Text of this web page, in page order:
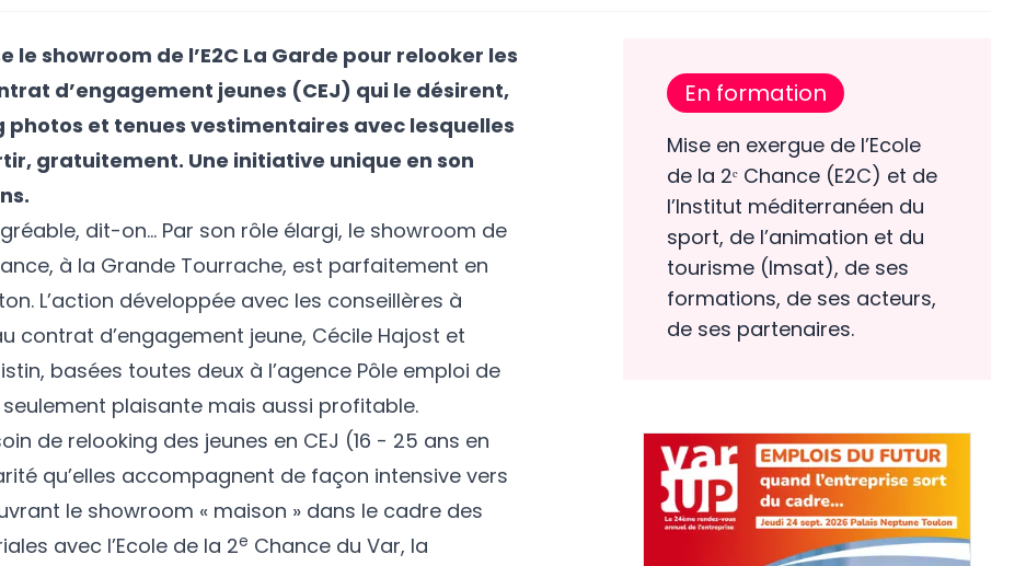
le showroom de l’E2C La Garde pour relooker les
d’engagement jeunes (CEJ) qui le désirent,
photos et tenues vestimentaires avec lesquelles
gratuitement. Une initiative unique en son
dit-on… Par son rôle élargi, le showroom de
à la Grande Tourrache, est parfaitement en
L’action développée avec les conseillères à
contrat d’engagement jeune, Cécile Hajost et
basées toutes deux à l’agence Pôle emploi de
seulement plaisante mais aussi profitable.
de relooking des jeunes en CEJ (16 - 25 ans en
qu’elles accompagnent de façon intensive vers
le showroom « maison » dans le cadre des
avec l’Ecole de la 2e Chance du Var, la
En formation
Mise en exergue de l’Ecole
de la 2ᵉ Chance (E2C) et de
l’Institut méditerranéen du
sport, de l’animation et du
tourisme (Imsat), de ses
formations, de ses acteurs,
de ses partenaires.